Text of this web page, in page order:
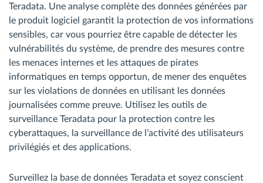
Teradata. Une analyse complète des données générées par
le produit logiciel garantit la protection de vos informations
sensibles, car vous pourriez être capable de détecter les
vulnérabilités du système, de prendre des mesures contre
les menaces internes et les attaques de pirates
informatiques en temps opportun, de mener des enquêtes
sur les violations de données en utilisant les données
journalisées comme preuve. Utilisez les outils de
surveillance Teradata pour la protection contre les
cyberattaques, la surveillance de l’activité des utilisateurs
privilégiés et des applications.
Surveillez la base de données Teradata et soyez conscient